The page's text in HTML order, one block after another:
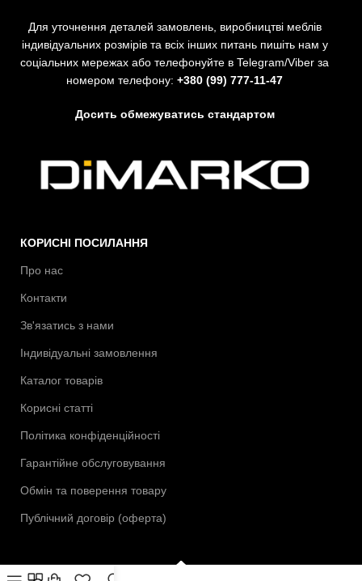
КОРИСНІ ПОСИЛАННЯ
Про нас
Контакти
Зв'язатись з нами
Індивідуальні замовлення
Каталог товарів
Корисні статті
Політика конфіденційності
Гарантійне обслуговування
Обмін та поверення товару
Публічний договір (оферта)
Для уточнення деталей замовлень, виробництві меблів
індивідуальних розмірів та всіх інших питань пишіть нам у
соціальних мережах або телефонуйте в Telegram/Viber за
номером телефону:+380 (99) 777-11-47
Досить обмежуватись стандартом